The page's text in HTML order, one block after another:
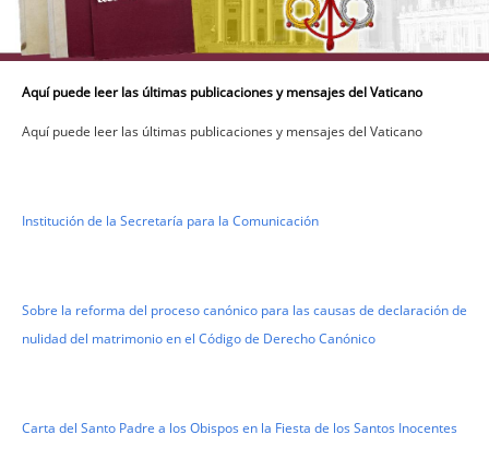
Aquí puede leer las últimas publicaciones y mensajes del Vaticano
Aquí puede leer las últimas publicaciones y mensajes del Vaticano
Institución de la Secretaría para la Comunicación
Sobre la reforma del proceso canónico para las causas de declaración de
nulidad del matrimonio en el Código de Derecho Canónico
Carta del Santo Padre a los Obispos en la Fiesta de los Santos Inocentes